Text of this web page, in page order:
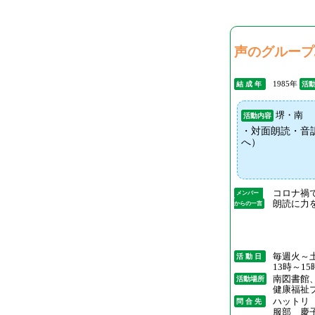
声のグルー
結 成 年 1985年 活
活動内容 堺・南
・対面朗読・
へ）
メンバー
からの一言
コロナ禍
朗読に力
活 動 日
毎週火～
13時～15
活動場所
南図書館
健康福祉
問 合 先
ハットリ
服部 慶